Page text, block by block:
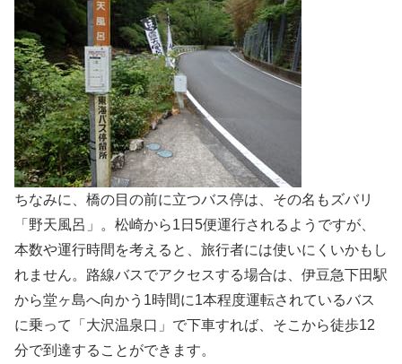
ちなみに、橋の目の前に立つバス停は、その名もズバリ
「野天風呂」。松崎から1日5便運行されるようですが、
本数や運行時間を考えると、旅行者には使いにくいかもし
れません。路線バスでアクセスする場合は、伊豆急下田駅
から堂ヶ島へ向かう1時間に1本程度運転されているバス
に乗って「大沢温泉口」で下車すれば、そこから徒歩12
分で到達することができます。